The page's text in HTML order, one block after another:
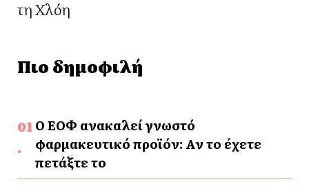
τη Χλόη
Πιο δημοφιλή
Ο ΕΟΦ ανακαλεί γνωστό
φαρμακευτικό προϊόν: Αν το έχετε
πετάξτε το